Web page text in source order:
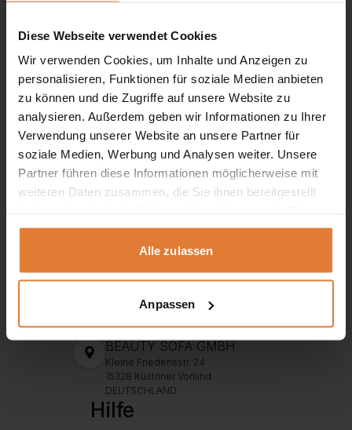
Diese Webseite verwendet Cookies
Wir verwenden Cookies, um Inhalte und Anzeigen zu
personalisieren, Funktionen für soziale Medien anbieten
zu können und die Zugriffe auf unsere Website zu
analysieren. Außerdem geben wir Informationen zu Ihrer
Verwendung unserer Website an unsere Partner für
soziale Medien, Werbung und Analysen weiter. Unsere
Partner führen diese Informationen möglicherweise mit
weiteren Daten zusammen, die Sie ihnen bereitgestellt
gesammelt haben.
Alle zulassen
Anpassen
+49 151 552 717 42
+49 151 702 252 81
kontakt@beautysofa24.de
Mo-Fr. Von 8 - 16 Uhr
BEAUTY SOFA GMBH
Kleine Friedensstr. 24
15328 Küstriner Vorland
DEUTSCHLAND
Hilfe